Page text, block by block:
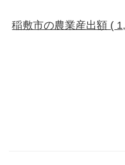
稲敷市の農業産出額 (